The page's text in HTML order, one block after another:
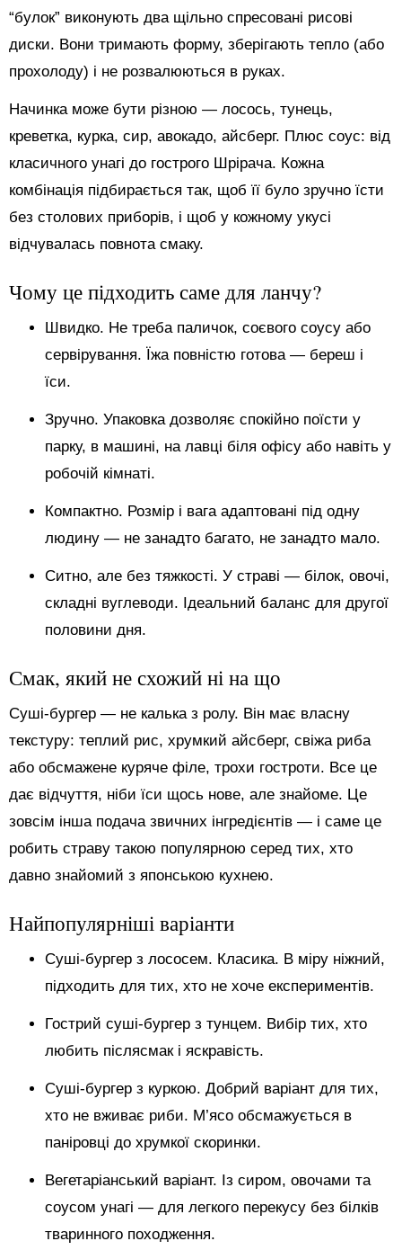
“булок” виконують два щільно спресовані рисові
диски. Вони тримають форму, зберігають тепло (або
прохолоду) і не розвалюються в руках.
Начинка може бути різною — лосось, тунець,
креветка, курка, сир, авокадо, айсберг. Плюс соус: від
класичного унагі до гострого Шрірача. Кожна
комбінація підбирається так, щоб її було зручно їсти
без столових приборів, і щоб у кожному укусі
відчувалась повнота смаку.
Чому це підходить саме для ланчу?
Швидко. Не треба паличок, соєвого соусу або
сервірування. Їжа повністю готова — береш і
їси.
Зручно. Упаковка дозволяє спокійно поїсти у
парку, в машині, на лавці біля офісу або навіть у
робочій кімнаті.
Компактно. Розмір і вага адаптовані під одну
людину — не занадто багато, не занадто мало.
Ситно, але без тяжкості. У страві — білок, овочі,
складні вуглеводи. Ідеальний баланс для другої
половини дня.
Смак, який не схожий ні на що
Суші-бургер — не калька з ролу. Він має власну
текстуру: теплий рис, хрумкий айсберг, свіжа риба
або обсмажене куряче філе, трохи гостроти. Все це
дає відчуття, ніби їси щось нове, але знайоме. Це
зовсім інша подача звичних інгредієнтів — і саме це
робить страву такою популярною серед тих, хто
давно знайомий з японською кухнею.
Найпопулярніші варіанти
Суші-бургер з лососем. Класика. В міру ніжний,
підходить для тих, хто не хоче експериментів.
Гострий суші-бургер з тунцем. Вибір тих, хто
любить післясмак і яскравість.
Суші-бургер з куркою. Добрий варіант для тих,
хто не вживає риби. М’ясо обсмажується в
паніровці до хрумкої скоринки.
Вегетаріанський варіант. Із сиром, овочами та
соусом унагі — для легкого перекусу без білків
тваринного походження.